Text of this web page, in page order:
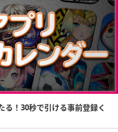
！30秒で引ける事前登録く